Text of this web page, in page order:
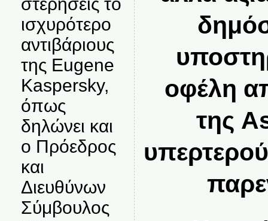
ισχυρότερο
αντιβάριους
της Eugene
Kaspersky,
όπως
δηλώνει και
ο Πρόεδρος
και
Διευθύνων
Σύμβουλος
οφέλη
της